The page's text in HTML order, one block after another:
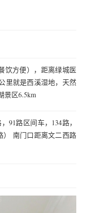
饮方便），距离绿城医
里就是西溪湿地，天然
景区6.5km
91路区间车，134路，
） 南门口距离文二西路